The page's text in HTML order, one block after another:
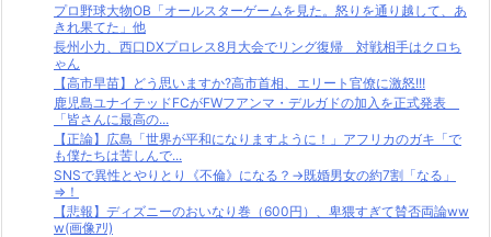
プロ野球大物OB「オールスターゲームを見た。怒りを通り越して、あ
きれ果てた」他
長州小力、西口DXプロレス8月大会でリング復帰 対戦相手はクロち
ゃん
【高市早苗】どう思いますか?高市首相、エリート官僚に激怒!!!
鹿児島ユナイテッドFCがFWフアンマ・デルガドの加入を正式発表
「皆さんに最高の...
【正論】広島「世界が平和になりますように！」アフリカのガキ「で
も僕たちは苦しんで...
SNSで異性とやりとり《不倫》になる？→既婚男女の約7割「なる」
⇒！
【悲報】ディズニーのおいなり巻（600円）、卑猥すぎて賛否両論ww
w(画像ｱﾘ)